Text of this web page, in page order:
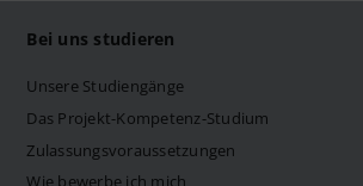
Barrierefreiheit
Deutsch
Bei uns studieren
Unsere Studiengänge
Das Projekt-Kompetenz-Studium
Zulassungsvoraussetzungen
Wie bewerbe ich mich